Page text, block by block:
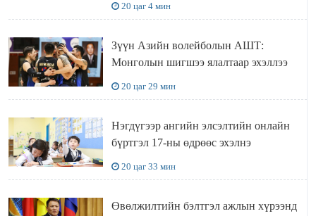
20 цаг 4 мин
Зүүн Азийн волейболын АШТ:
Монголын шигшээ ялалтаар эхэллээ
20 цаг 29 мин
Нэгдүгээр ангийн элсэлтийн онлайн
бүртгэл 17-ны өдрөөс эхэлнэ
20 цаг 33 мин
Өвөлжилтийн бэлтгэл ажлын хүрээнд